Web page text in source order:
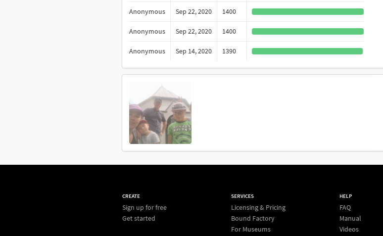
Anonymous Sep 22, 2020 1400
Anonymous Sep 22, 2020 1400
Anonymous Sep 14, 2020 1390
CREATE
Sign up for free
Get started
SERVICES
Licensing & Pricing
Bound Factory
For Museums
HELP
FAQ
Manual
Videos